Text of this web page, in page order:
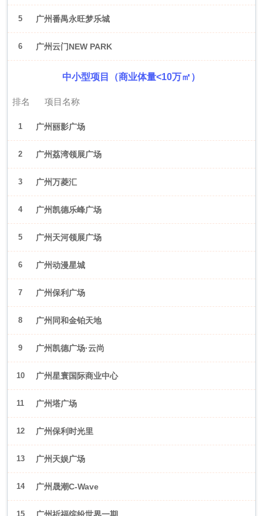
5 广州番禺永旺梦乐城
6 广州云门NEW PARK
中小型项目（商业体量<10万㎡）
排名 项目名称
1 广州丽影广场
2 广州荔湾领展广场
3 广州万菱汇
4 广州凯德乐峰广场
5 广州天河领展广场
6 广州动漫星城
7 广州保利广场
8 广州同和金铂天地
9 广州凯德广场·云尚
10 广州星寰国际商业中心
11 广州塔广场
12 广州保利时光里
13 广州天娱广场
14 广州晟潮C-Wave
15